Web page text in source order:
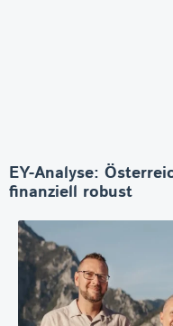
EY-Analyse:
finanziell robust